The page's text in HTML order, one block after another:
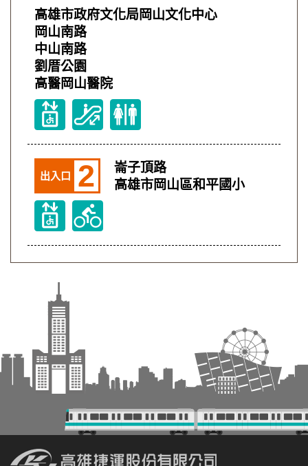
高雄市政府文化局岡山文化中心
岡山南路
中山南路
劉厝公園
高醫岡山醫院
出入口 2
崙子頂路
高雄市岡山區和平國小